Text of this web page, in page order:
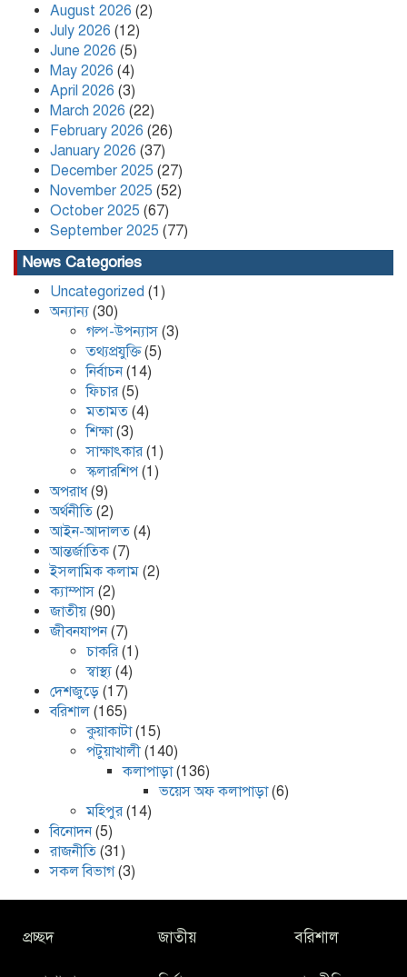
Kafi Sued Over Alleged Land
Grabbing and Extortion
কলাপাড়ায় ৪০ পিস ইয়াবা সহ এক যুবক
গ্রেপ্তার
August 2026 (2)
July 2026 (12)
June 2026 (5)
May 2026 (4)
April 2026 (3)
March 2026 (22)
February 2026 (26)
January 2026 (37)
December 2025 (27)
November 2025 (52)
October 2025 (67)
September 2025 (77)
News Categories
Uncategorized (1)
অন্যান্য (30)
গল্প-উপন্যাস (3)
তথ্যপ্রযুক্তি(5)
নির্বাচন(14)
ফিচার (5)
মতামত (4)
শিক্ষা(3)
সাক্ষাৎকার (1)
স্কলারশিপ (1)
অপরাধ(9)
অর্থনীতি (2)
আইন-আদালত (4)
আন্তর্জাতিক(7)
ইসলামিক কলাম (2)
ক্যাম্পাস (2)
জাতীয়(90)
জীবনযাপন(7)
চাকরি (1)
স্বাস্থ্য (4)
দেশজুড়ে (17)
বরিশাল (165)
কুয়াকাটা(15)
পটুয়াখালী (140)
কলাপাড়া(136)
ভয়েস অফ কলাপাড়া(6)
মহিপুর (14)
বিনোদন(5)
রাজনীতি (31)
সকল বিভাগ(3)
প্রচ্ছদ জাতীয় বরিশাল